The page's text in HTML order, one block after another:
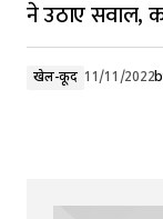
ने उठाए सवाल,
खेल-कूद 11/11/2022